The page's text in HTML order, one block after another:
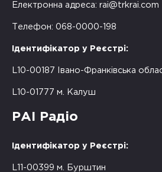
Електронна адреса: rai@trkrai.com
Телефон: 068-0000-198
Ідентифікатор у Реєстрі:
L10-00187 Івано-Франківська
L10-01777 м. Калуш
РАІ Радіо
Ідентифікатор у Реєстрі:
L11-00399 м. Бурштин